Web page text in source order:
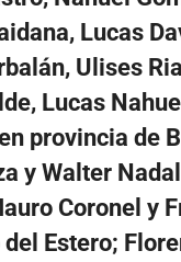
Lucas
Ulises
Lucas
provincia de
y Walter
Coronel y
Estero;